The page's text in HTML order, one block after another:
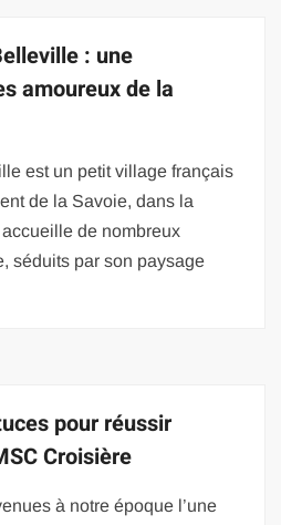
: une
amoureux de la
est un petit village français
de la Savoie, dans la
de nombreux
séduits par son paysage
pour réussir
Croisière
à notre époque l’une